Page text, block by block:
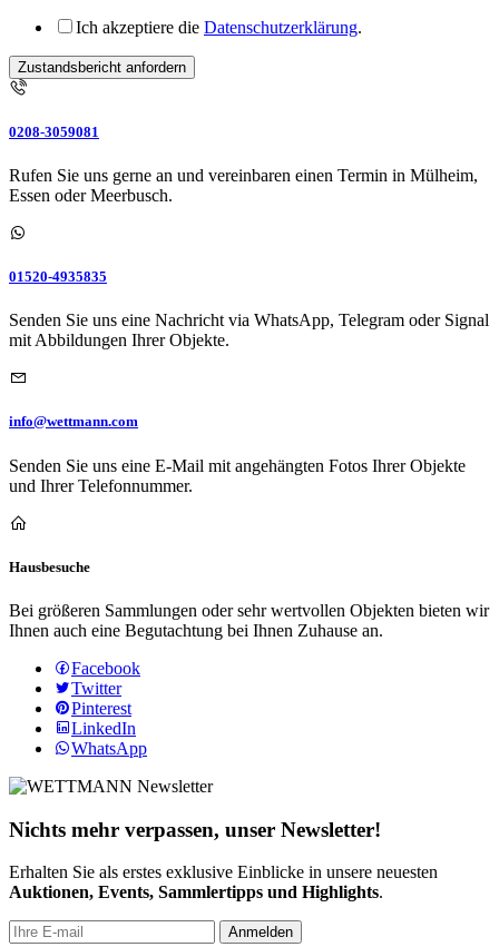
Ich akzeptiere die Datenschutzerklärung.
Zustandsbericht anfordern
0208-3059081
Rufen Sie uns gerne an und vereinbaren einen Termin in Mülheim,
Essen oder Meerbusch.
01520-4935835
Senden Sie uns eine Nachricht via WhatsApp, Telegram oder Signal
mit Abbildungen Ihrer Objekte.
info@wettmann.com
Senden Sie uns eine E-Mail mit angehängten Fotos Ihrer Objekte
und Ihrer Telefonnummer.
Hausbesuche
Bei größeren Sammlungen oder sehr wertvollen Objekten bieten wir
Ihnen auch eine Begutachtung bei Ihnen Zuhause an.
Facebook
Twitter
Pinterest
LinkedIn
WhatsApp
Nichts mehr verpassen, unser Newsletter!
Erhalten Sie als erstes exklusive Einblicke in unsere neuesten
Auktionen, Events, Sammlertipps und Highlights.